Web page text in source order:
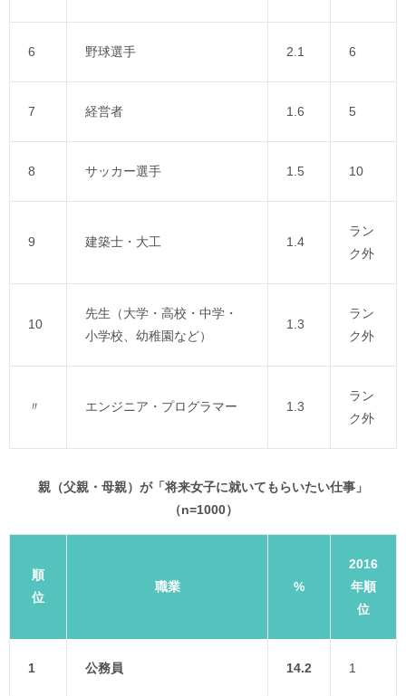
6 野球選手 2.1 6
7 経営者 1.6 5
8 サッカー選手 1.5 10
9 建築士・大工 1.4
ラン
ク外
10
先生（大学・高校・中学・
小学校、幼稚園など）
1.3
ラン
ク外
〃 エンジニア・プログラマー 1.3
ラン
ク外
親（父親・母親）が「将来女子に就いてもらいたい仕事」
（n=1000）
順
位
職業 %
2016
年順
位
1 公務員 14.2 1